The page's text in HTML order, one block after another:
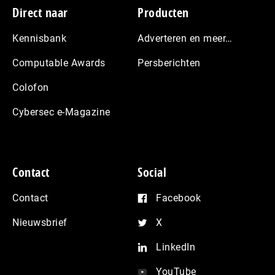
Footer
Direct naar
Kennisbank
Computable Awards
Colofon
Cybersec e-Magazine
Producten
Adverteren en meer…
Persberichten
Contact
Contact
Nieuwsbrief
Social
Facebook
X
LinkedIn
YouTube